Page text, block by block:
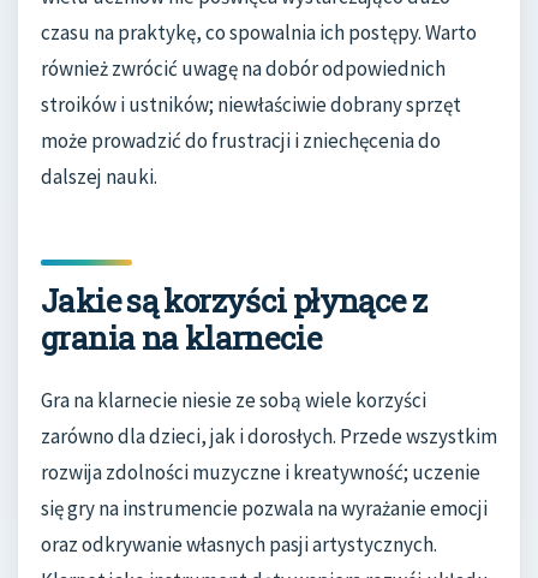
czasu na praktykę, co spowalnia ich postępy. Warto
również zwrócić uwagę na dobór odpowiednich
stroików i ustników; niewłaściwie dobrany sprzęt
może prowadzić do frustracji i zniechęcenia do
dalszej nauki.
Jakie są korzyści płynące z
grania na klarnecie
Gra na klarnecie niesie ze sobą wiele korzyści
zarówno dla dzieci, jak i dorosłych. Przede wszystkim
rozwija zdolności muzyczne i kreatywność; uczenie
się gry na instrumencie pozwala na wyrażanie emocji
oraz odkrywanie własnych pasji artystycznych.